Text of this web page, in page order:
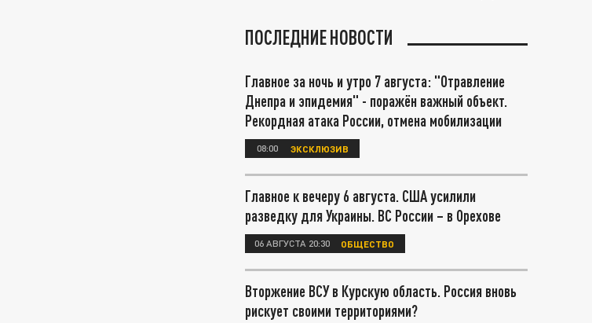
ПОСЛЕДНИЕ НОВОСТИ
Главное за ночь и утро 7 августа: "Отравление
Днепра и эпидемия" - поражён важный объект.
Рекордная атака России, отмена мобилизации
08:00 ЭКСКЛЮЗИВ
Главное к вечеру 6 августа. США усилили
разведку для Украины. ВС России – в Орехове
06 АВГУСТА 20:30 ОБЩЕСТВО
Вторжение ВСУ в Курскую область. Россия вновь
рискует своими территориями?